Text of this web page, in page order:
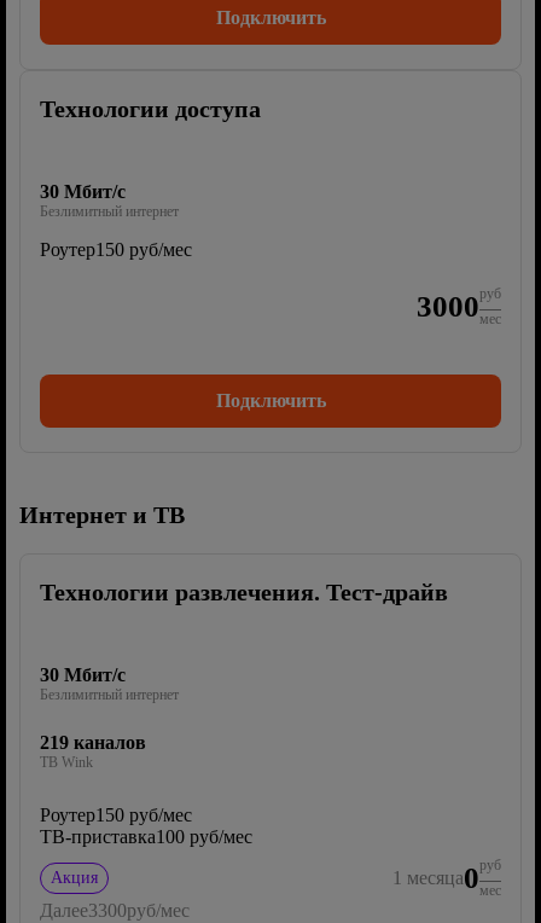
Подключить
Технологии доступа
30 Мбит/с
Безлимитный интернет
Роутер150 руб/мес
3000руб
мес
Подключить
Интернет и ТВ
Технологии развлечения. Тест-драйв
30 Мбит/с
Безлимитный интернет
219 каналов
ТВ Wink
Роутер150 руб/мес
ТВ-приставка100 руб/мес
Акция 1 месяца0руб
мес
Далее3300руб/мес